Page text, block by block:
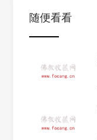
随便看看